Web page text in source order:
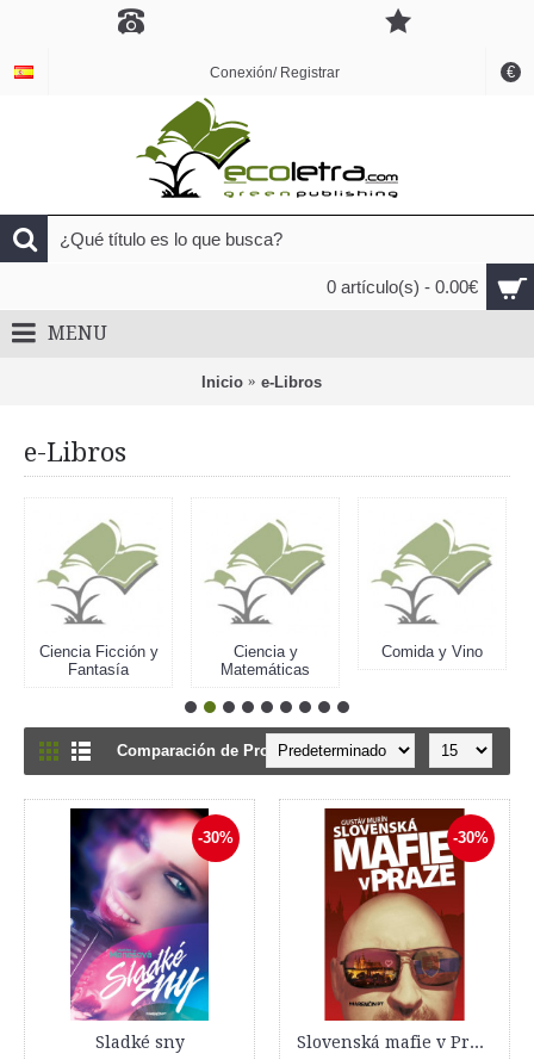
€
Conexión/ Registrar
0 artículo(s) - 0.00€
MENU
Inicio e-Libros
e-Libros
Ciencia Ficción y
Fantasía
Ciencia y
Matemáticas
Comida y Vino
Comparación de Productos: (0)
-30%
Sladké sny
-30%
Slovenská mafie v Praze